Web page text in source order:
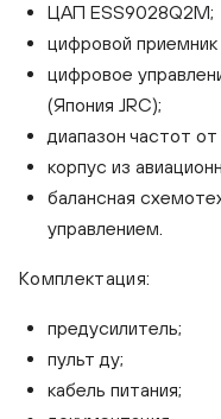
Tone
ЦАП ESS9028Q2M;
цифровой приемник
цифровое
(Япония JRC);
диапазон частот
корпус из
балансная
управлением.
Комплектация:
предусилитель;
пульт ду;
кабель питания;